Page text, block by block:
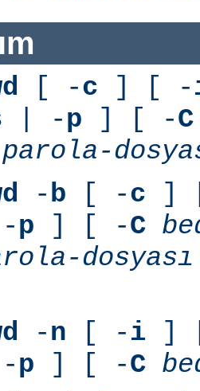
[ -c ] [ -
| -p ] [ -C
parola-
-b [ -c ]
p ] [ -C
dosyası
-n [ -i ]
p ] [ -C